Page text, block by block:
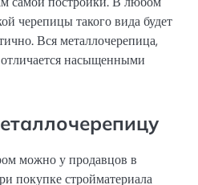
черепицы такого вида будет
Вся металлочерепица,
насыщенными
можно у продавцов в
покупке стройматериала